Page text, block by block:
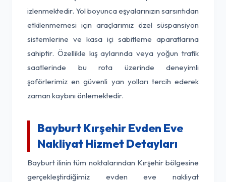
izlenmektedir. Yol boyunca eşyalarınızın sarsıntıdan
etkilenmemesi için araçlarımız özel süspansiyon
sistemlerine ve kasa içi sabitleme aparatlarına
sahiptir. Özellikle kış aylarında veya yoğun trafik
saatlerinde bu rota üzerinde deneyimli
şoförlerimiz en güvenli yan yolları tercih ederek
zaman kaybını önlemektedir.
Bayburt Kırşehir Evden Eve
Nakliyat Hizmet Detayları
Bayburt ilinin tüm noktalarından Kırşehir bölgesine
gerçekleştirdiğimiz evden eve nakliyat